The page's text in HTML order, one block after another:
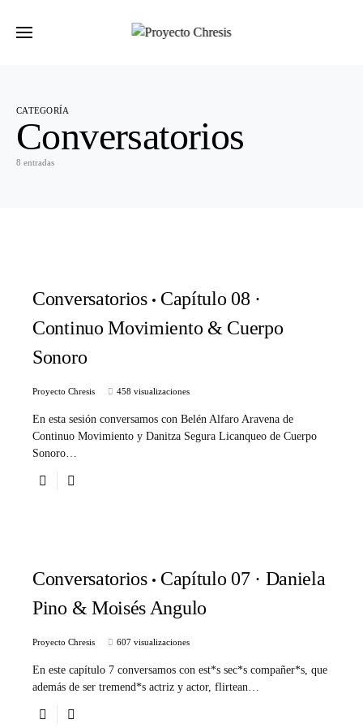
CATEGORÍA
Conversatorios
8 entradas
Conversatorios
Capítulo 08 ·
Continuo Movimiento & Cuerpo
Sonoro
Proyecto Chresis 458 visualizaciones
En esta sesión conversamos con Belén Alfaro Aravena de
Continuo Movimiento y Danitza Segura Licanqueo de Cuerpo
Sonoro…
Conversatorios
Capítulo 07 · Daniela
Pino & Moisés Angulo
Proyecto Chresis 607 visualizaciones
En este capítulo 7 conversamos con est*s sec*s compañer*s, que
además de ser tremend*s actriz y actor, flirtean…